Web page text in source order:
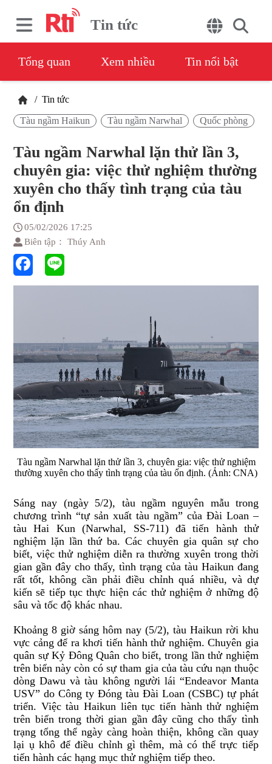
Tin tức
Tổng quan Xem nhiều Tin nổi bật
/ Tin tức
Tàu ngầm Haikun Tàu ngầm Narwhal Quốc phòng
Tàu ngầm Narwhal lặn thử lần 3,
chuyên gia: việc thử nghiệm thường
xuyên cho thấy tình trạng của tàu
ổn định
05/02/2026 17:25
Biên tập： Thúy Anh
Tàu ngầm Narwhal lặn thử lần 3, chuyên gia: việc thử nghiệm
thường xuyên cho thấy tình trạng của tàu ổn định. (Ảnh: CNA)
Sáng nay (ngày 5/2), tàu ngầm nguyên mẫu trong
chương trình “tự sản xuất tàu ngầm” của Đài Loan –
tàu Hai Kun (Narwhal, SS-711) đã tiến hành thử
nghiệm lặn lần thứ ba. Các chuyên gia quân sự cho
biết, việc thử nghiệm diễn ra thường xuyên trong thời
gian gần đây cho thấy, tình trạng của tàu Haikun đang
rất tốt, không cần phải điều chỉnh quá nhiều, và dự
kiến sẽ tiếp tục thực hiện các thử nghiệm ở những độ
sâu và tốc độ khác nhau.
Khoảng 8 giờ sáng hôm nay (5/2), tàu Haikun rời khu
vực cảng để ra khơi tiến hành thử nghiệm. Chuyên gia
quân sự Kỷ Đông Quân cho biết, trong lần thử nghiệm
trên biển này còn có sự tham gia của tàu cứu nạn thuộc
dòng Dawu và tàu không người lái “Endeavor Manta
USV” do Công ty Đóng tàu Đài Loan (CSBC) tự phát
triển. Việc tàu Haikun liên tục tiến hành thử nghiệm
trên biển trong thời gian gần đây cũng cho thấy tình
trạng tổng thể ngày càng hoàn thiện, không cần quay
lại ụ khô để điều chỉnh gì thêm, mà có thể trực tiếp
tiến hành các hạng mục thử nghiệm tiếp theo.